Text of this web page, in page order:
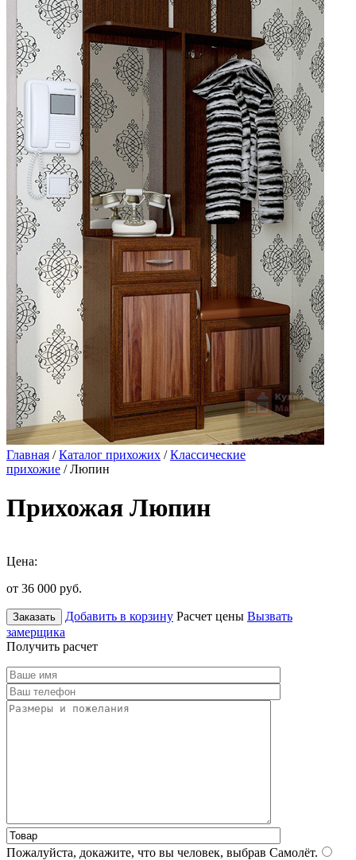
Главная /Каталог прихожих /Классические
прихожие / Люпин
Прихожая Люпин
Цена:
от 36 000 руб.
Заказать Добавить в корзину Расчет цены Вызвать
замерщика
Получить расчет
Пожалуйста, докажите, что вы человек, выбрав Самолёт.